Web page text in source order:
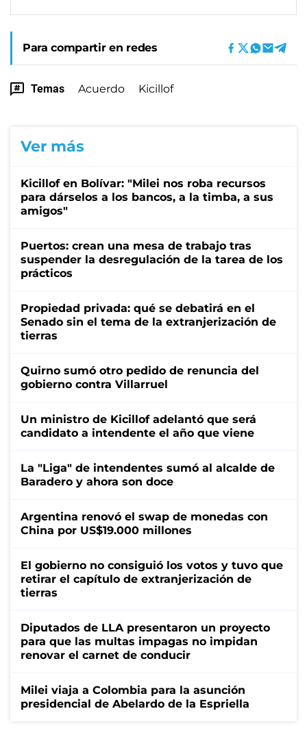
Para compartir en redes
Temas Acuerdo Kicillof
Ver más
Kicillof en Bolívar: "Milei nos roba recursos
para dárselos a los bancos, a la timba, a sus
amigos"
Puertos: crean una mesa de trabajo tras
suspender la desregulación de la tarea de los
prácticos
Propiedad privada: qué se debatirá en el
Senado sin el tema de la extranjerización de
tierras
Quirno sumó otro pedido de renuncia del
gobierno contra Villarruel
Un ministro de Kicillof adelantó que será
candidato a intendente el año que viene
La "Liga" de intendentes sumó al alcalde de
Baradero y ahora son doce
Argentina renovó el swap de monedas con
China por US$19.000 millones
El gobierno no consiguió los votos y tuvo que
retirar el capítulo de extranjerización de
tierras
Diputados de LLA presentaron un proyecto
para que las multas impagas no impidan
renovar el carnet de conducir
Milei viaja a Colombia para la asunción
presidencial de Abelardo de la Espriella